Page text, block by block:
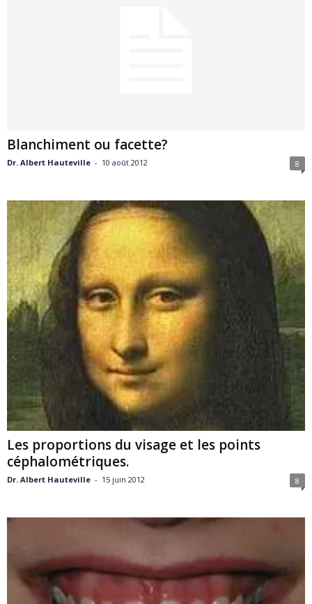
Blanchiment ou facette?
Dr. Albert Hauteville - 10 août 2012 8
Les proportions du visage et les points
céphalométriques.
Dr. Albert Hauteville - 15 juin 2012 8